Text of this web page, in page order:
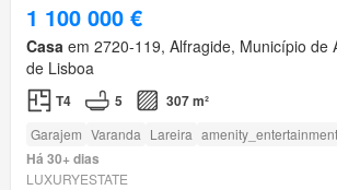
1 100 000 €
Casa em 2720-119, Alfragide, Município de
de Lisboa
T4 5 307 m²
Garajem Varanda Lareira
Há 30+ dias
LUXURYESTATE